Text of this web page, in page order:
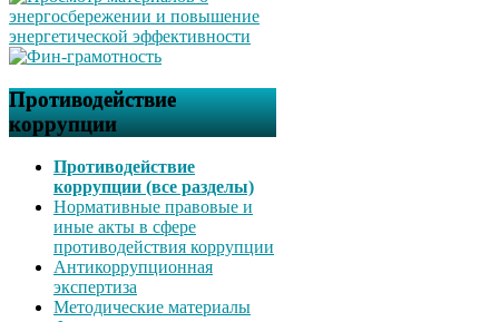
Противодействие
коррупции
Противодействие
коррупции (все разделы)
Нормативные правовые и
иные акты в сфере
противодействия коррупции
Антикоррупционная
экспертиза
Методические материалы